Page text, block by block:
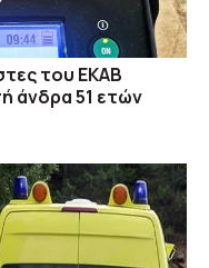
του ΕΚΑΒ
άνδρα 51 ετών